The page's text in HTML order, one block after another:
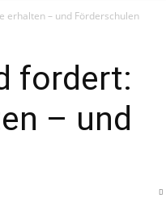
erhalten – und Förderschulen
fordert:
– und